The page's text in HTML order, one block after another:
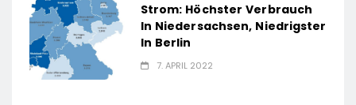
Strom: Höchster Verbrauch
In Niedersachsen, Niedrigster
In Berlin
7. APRIL 2022